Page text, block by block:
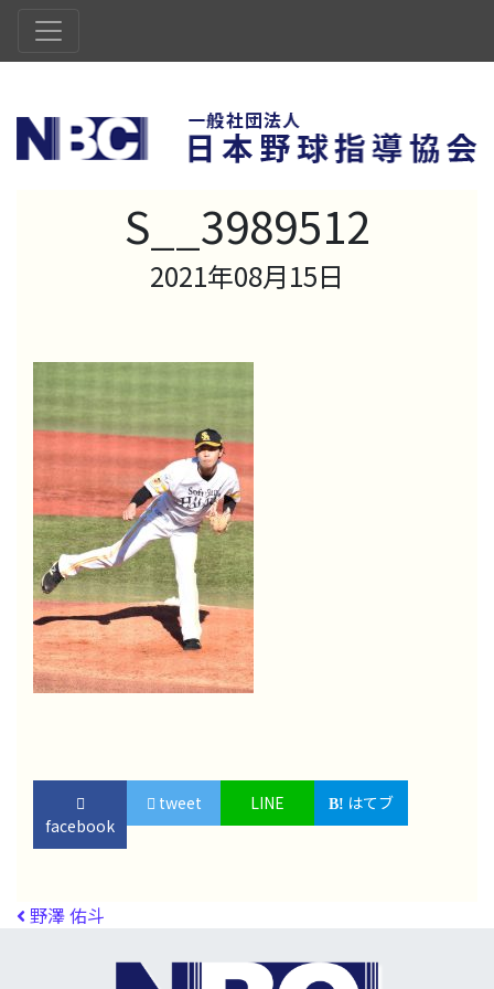
S__3989512
2021年08月15日
facebook
tweet LINE はてブ
投稿ナビゲーション
野澤 佑斗